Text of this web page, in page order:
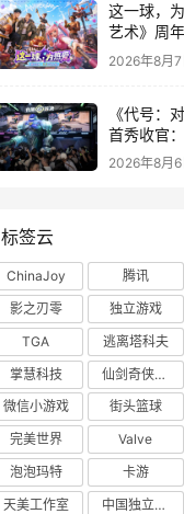
这一球，
艺术》周
式上线，
内容同步开
2026年8月7
《代号：
首秀收官
见玩家的真
2026年8月6
标签云
ChinaJoy 腾讯
影之刃零
独立游戏
TGA
逃离塔科夫
掌慧科技
仙剑奇侠传四
微信小游戏
街头篮球
完美世界
Valve
泡泡玛特
卡游
天美工作室
中国独立游戏联盟